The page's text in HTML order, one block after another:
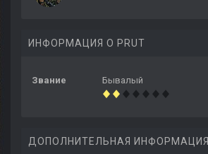
ИНФОРМАЦИЯ О PRUT
Звание Бывалый
ДОПОЛНИТЕЛЬНАЯ ИНФОРМАЦИЯ